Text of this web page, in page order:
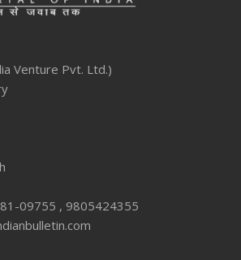
Venture Pvt. Ltd.)
09755 , 9805424355